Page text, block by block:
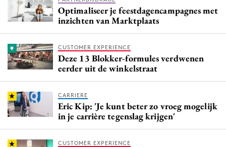
Optimaliseer je feestdagencampagnes met
inzichten van Marktplaats
CUSTOMER EXPERIENCE
Deze 13 Blokker-formules verdwenen
eerder uit de winkelstraat
CARRIERE
Eric Kip: 'Je kunt beter zo vroeg mogelijk
in je carrière tegenslag krijgen'
CUSTOMER EXPERIENCE